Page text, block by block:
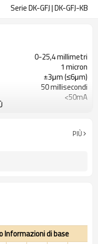
Serie DK-GFJ | DK-GFJ-KB
0-25,4 millimetri
1 micron
±3μm (≤6μm)
50 millisecondi
<50mA
DC12-24V; sonda: DC5V
Grado di protezione IP65
PIÙ
di base